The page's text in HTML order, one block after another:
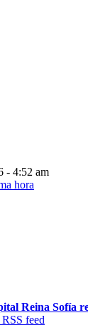
- 4:52 am
Reina Sofía